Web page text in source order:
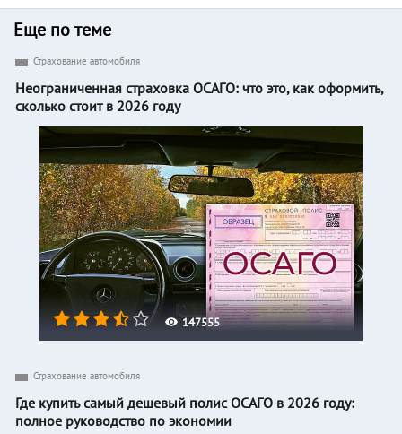
Еще по теме
147555
Страхование автомобиля
Неограниченная страховка ОСАГО: что это, как оформить,
сколько стоит в 2026 году
Страхование автомобиля
Где купить самый дешевый полис ОСАГО в 2026 году:
полное руководство по экономии